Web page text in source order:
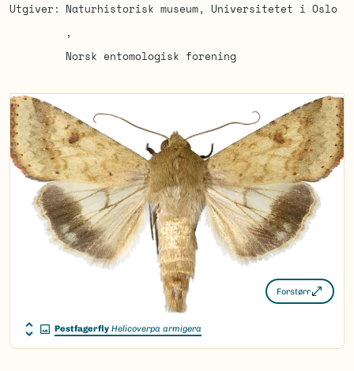
Utgiver
Naturhistorisk museum, Universitetet i Oslo
Norsk entomologisk forening
Forstørr
Pestfagerfly Helicoverpa armigera